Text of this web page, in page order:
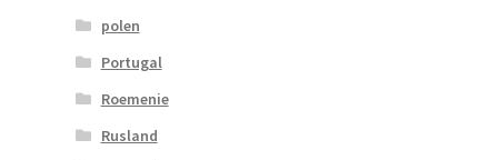
polen
Portugal
Roemenie
Rusland